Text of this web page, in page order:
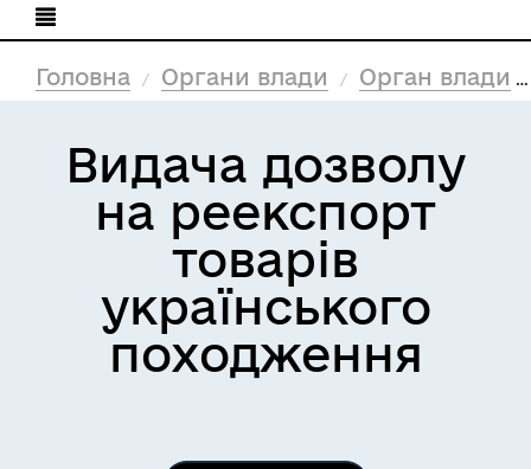
Головна Органи влади Орган влади
Видача дозволу
на реекспорт
товарів
українського
походження